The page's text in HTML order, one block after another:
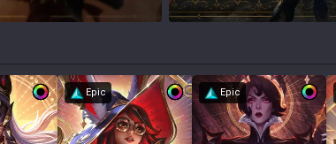
Epic Epic